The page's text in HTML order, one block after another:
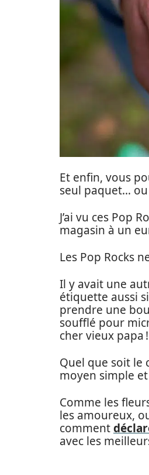
Et enfin, vous
seul paquet…
J’ai vu ces Pop
magasin à un
Les Pop Rocks
Il y avait une
étiquette aussi
prendre une
soufflé pour
cher vieux papa !
Quel que soit le
moyen simple
Comme les
les amoureux,
comment
avec les